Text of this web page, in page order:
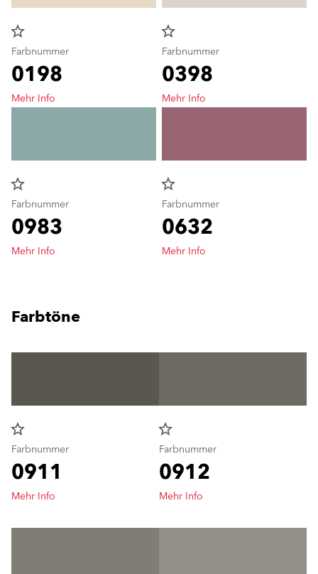
star_border
Farbnummer
0198
Mehr Info
star_border
Farbnummer
0983
Mehr Info
star_border
Farbnummer
0398
Mehr Info
star_border
Farbnummer
0632
Mehr Info
Farbtöne
star_border
Farbnummer
0911
Mehr Info
star_border
Farbnummer
0912
Mehr Info